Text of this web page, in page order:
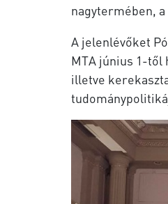
nagytermében,
A jelenlévőket
MTA június 1-től
illetve